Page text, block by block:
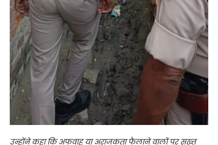
उन्होंने कहा कि अफवाह या अराजकता फैलाने वालों पर सख्त